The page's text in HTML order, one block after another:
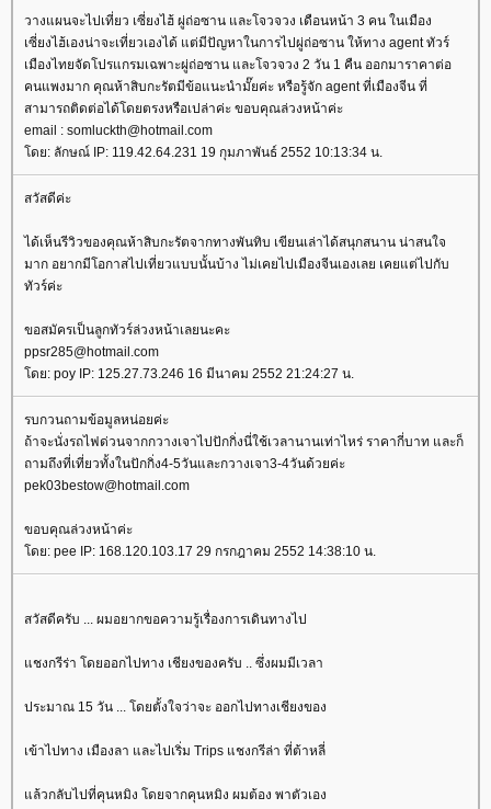
วางแผนจะไปเที่ยว เซี่ยงไฮ้ ผู่ถ่อซาน และโจวจวง เดือนหน้า 3 คน ในเมือง
เซี่ยงไฮ้เองน่าจะเที่ยวเองได้ แต่มีปัญหาในการไปผู่ถ่อซาน ให้ทาง agent ทัวร์
เมืองไทยจัดโปรแกรมเฉพาะผู่ถ่อซาน และโจวจวง 2 วัน 1 คืน ออกมาราคาต่อ
คนแพงมาก คุณห้าสิบกะรัตมีข้อแนะนำมั๊ยค่ะ หรือรู้จัก agent ที่เมืองจีน ที่
สามารถติดต่อได้โดยตรงหรือเปล่าค่ะ ขอบคุณล่วงหน้าค่ะ
email : somluckth@hotmail.com
ดย: ลักษณ์ IP: 119.42.64.231 19 กุมภาพันธ์ 2552 10:13:34 น.
สวัสดีค่ะ
ได้เห็นรีวิวของคุณห้าสิบกะรัตจากทางพันทิบ เขียนเล่าได้สนุกสนาน น่าสนใจ
มาก อยากมีโอกาสไปเที่ยวแบบนั้นบ้าง ไม่เคยไปเมืองจีนเองเลย เคยแต่ไปกับ
ทัวร์ค่ะ
ขอสมัครเป็นลูกทัวร์ล่วงหน้าเลยนะคะ
ppsr285@hotmail.com
ดย: poy IP: 125.27.73.246 16 มีนาคม 2552 21:24:27 น.
รบกวนถามข้อมูลหน่อยค่ะ
ถ้าจะนั่งรถไฟด่วนจากกวางเจาไปปักกิ่งนี่ใช้เวลานานเท่าไหร่ ราคากี่บาท และก็
ถามถึงที่เที่ยวทั้งในปักกิ่ง4-5วันและกวางเจา3-4วันด้วยค่ะ
pek03bestow@hotmail.com
ขอบคุณล่วงหน้าค่ะ
ดย: pee IP: 168.120.103.17 29 กรกฎาคม 2552 14:38:10 น.
สวัสดีครับ ... ผมอยากขอความรู้เรื่องการเดินทางไป
ชงกรีร่า โดยออกไปทาง เชียงของครับ .. ซึ่งผมมีเวลา
ประมาณ 15 วัน ... โดยตั้งใจว่าจะ ออกไปทางเชียงของ
เข้าไปทาง เมืองลา และไปเริ่ม Trips แชงกรีล่า ที่ต้าหลี่
ล้วกลับไปที่คุนหมิง โดยจากคุนหมิง ผมต้อง พาตัวเอง